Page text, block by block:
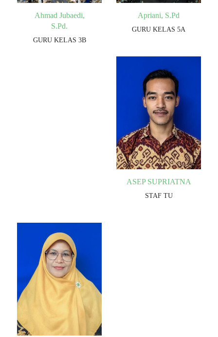
Ahmad Jubaedi,
S.Pd.
GURU KELAS 3B
Apriani, S.Pd
GURU KELAS 5A
ASEP SUPRIATNA
STAF TU